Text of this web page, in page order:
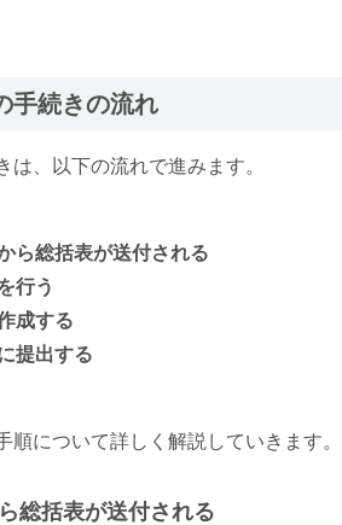
手続きの流れ
は、以下の流れで進みます。
ら総括表が送付される
行う
成する
提出する
順について詳しく解説していきます。
総括表が送付される